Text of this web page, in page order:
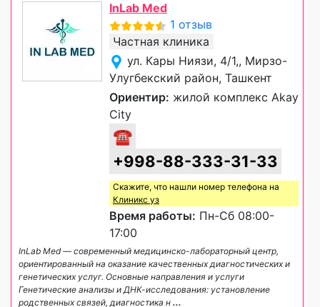
InLab Med
1 отзыв
Частная клиника
ул. Кары Ниязи, 4/1,, Мирзо-
Улугбекский район, Ташкент
Ориентир: жилой комплекс Akay
City
☎
+998-88-333-31-33
Скажите, что нашли номер телефона на
Клиникс уз
Время работы: Пн-Сб 08:00-
17:00
InLab Med — современный медицинско-лабораторный центр,
ориентированный на оказание качественных диагностических и
генетических услуг. Основные направления и услуги
Генетические анализы и ДНК-исследования: установление
родственных связей, диагностика н ...